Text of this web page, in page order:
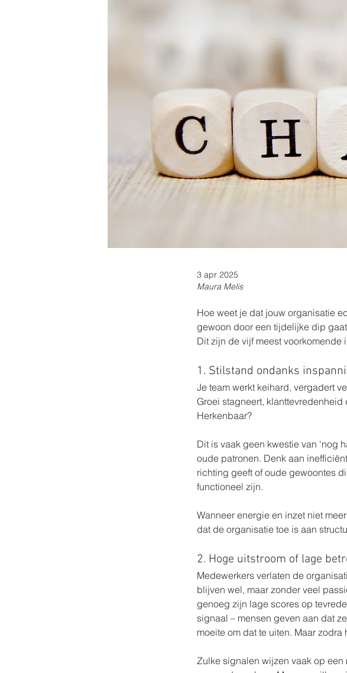
3 apr 2025
Maura Melis
Hoe weet je dat jouw organisatie
gewoon door een tijdelijke dip
Dit zijn de vijf meest
1. Stilstand ondanks
Je team werkt keihard, vergadert
Groei stagneert,
Herkenbaar?
Dit is vaak geen kwestie van ‘nog
oude patronen. Denk aan
richting geeft of oude gewoontes
functioneel zijn.
Wanneer energie en inzet niet
dat de organisatie toe is aan
2. Hoge uitstroom of lage
Medewerkers verlaten de
blijven wel, maar zonder veel
genoeg zijn lage scores op
signaal – mensen geven aan dat
moeite om dat te uiten. Maar
Zulke signalen wijzen vaak op